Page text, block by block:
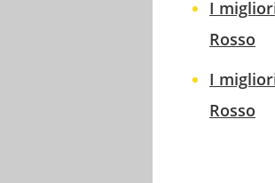
I
Rosso
I
Rosso